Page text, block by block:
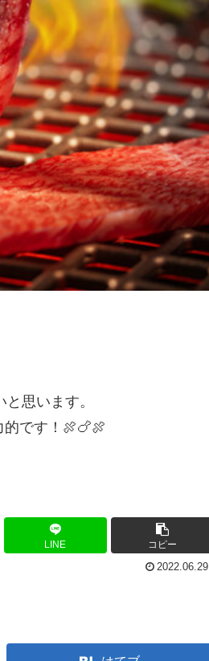
思います。
です！🍖🍗🍖
LINE コピー
2022.06.29